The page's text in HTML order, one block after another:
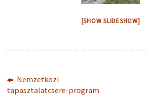
[SHOW SLIDESHOW]
Nemzetközi
tapasztalatcsere-program